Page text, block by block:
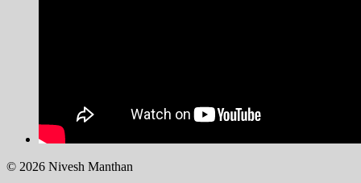
© 2026 Nivesh Manthan